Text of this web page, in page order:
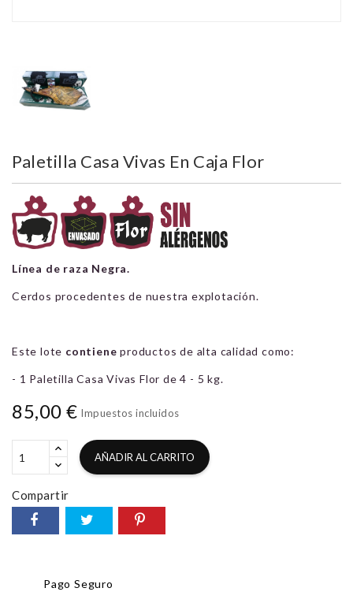
Paletilla Casa Vivas En Caja Flor
Línea de raza Negra.
Cerdos procedentes de nuestra explotación.
Este lote contiene productos de alta calidad como:
- 1 Paletilla Casa Vivas Flor de 4 - 5 kg.
85,00 € Impuestos incluidos
AÑADIR AL CARRITO
Compartir
Pago Seguro